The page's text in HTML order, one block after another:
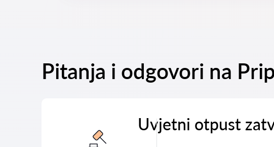
Pitanja i odgovori na
Uvjetni otpust